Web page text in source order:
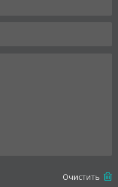
Oчистить